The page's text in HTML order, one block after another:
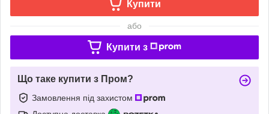
Купити
або
Купити з
Що таке купити з Пром?
Замовлення під захистом